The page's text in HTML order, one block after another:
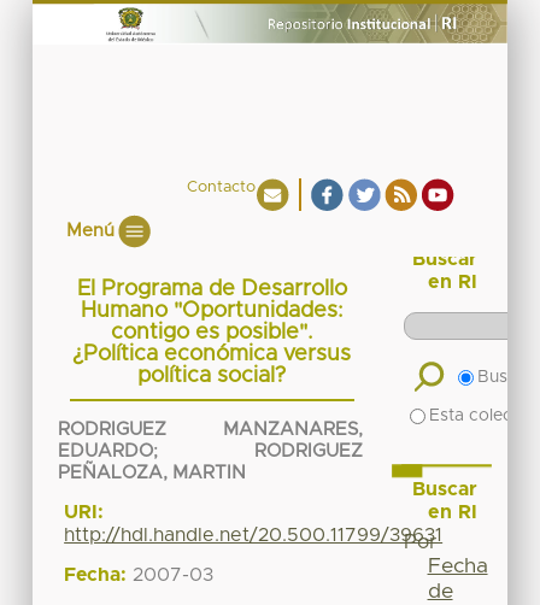
Contacto
Menú
El Programa de Desarrollo
Humano "Oportunidades:
contigo es posible".
¿Política económica versus
política social?
RODRIGUEZ MANZANARES,
EDUARDO;
RODRIGUEZ
PEÑALOZA, MARTIN
URI:
http://hdl.handle.net/20.500.11799/39631
Fecha: 2007-03
Buscar
en RI
Buscar
Esta
Buscar
en RI
Por
Fecha
de